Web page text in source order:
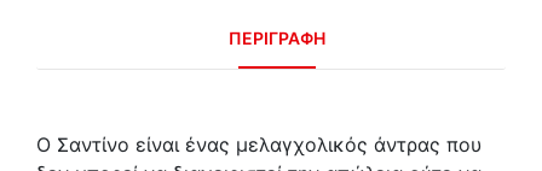
ΠΕΡΙΓΡΑΦΗ
Ο Σαντίνο είναι ένας μελαγχολικός άντρας που